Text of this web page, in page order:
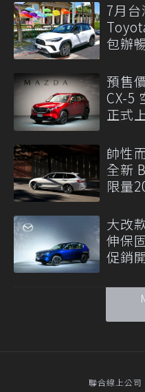
7月
包辦
預售
CX-5
正式
帥性
全新
限量
大改
伸保
促銷
聯合線上公